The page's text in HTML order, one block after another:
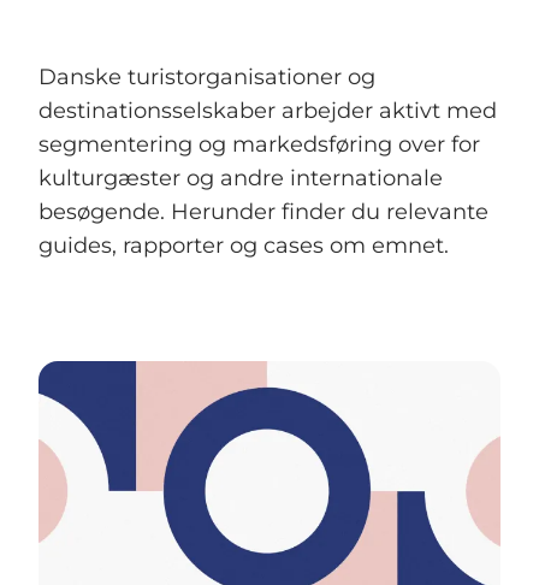
Danske turistorganisationer og
destinationsselskaber arbejder aktivt med
segmentering og markedsføring over for
kulturgæster og andre internationale
besøgende. Herunder finder du relevante
guides, rapporter og cases om emnet.